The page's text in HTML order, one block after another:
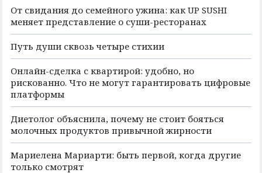
От свидания до семейного ужина: как UP SUSHI
меняет представление о суши-ресторанах
Путь души сквозь четыре стихии
Онлайн-сделка с квартирой: удобно, но
рискованно. Что не могут гарантировать цифровые
платформы
Диетолог объяснила, почему не стоит бояться
молочных продуктов привычной жирности
Мариелена Мариарти: быть первой, когда другие
только смотрят